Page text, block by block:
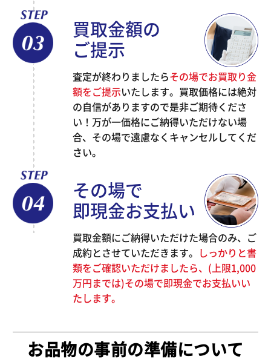
買取金額の
ご提示
査定が終わりましたらその場でお買取り金
額をご提示いたします。買取価格には絶対
の自信がありますので是非ご期待くださ
い！万が一価格にご納得いただけない場
合、その場で遠慮なくキャンセルしてくだ
さい。
その場で
即現金お支払い
買取金額にご納得いただけた場合のみ、ご
成約とさせていただきます。 しっかりと書
類をご確認いただけましたら、(上限1,000
万円までは)その場で即現金でお支払いい
たします。
お品物の事前の準備について